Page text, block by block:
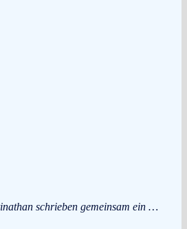
schrieben gemeinsam ein …